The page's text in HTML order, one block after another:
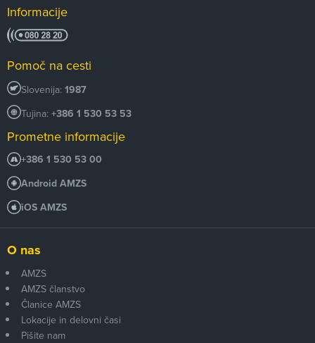
Informacije
Pomoč na cesti
Slovenija: 1987
Tujina: +386 1 530 53 53
Prometne informacije
+386 1 530 53 00
Android AMZS
iOS AMZS
O nas
AMZS
AMZS članstvo
Članice AMZS
Lokacije in delovni časi
Pišite nam